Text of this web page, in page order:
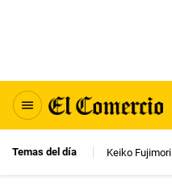
Temas del día Keiko Fujimori